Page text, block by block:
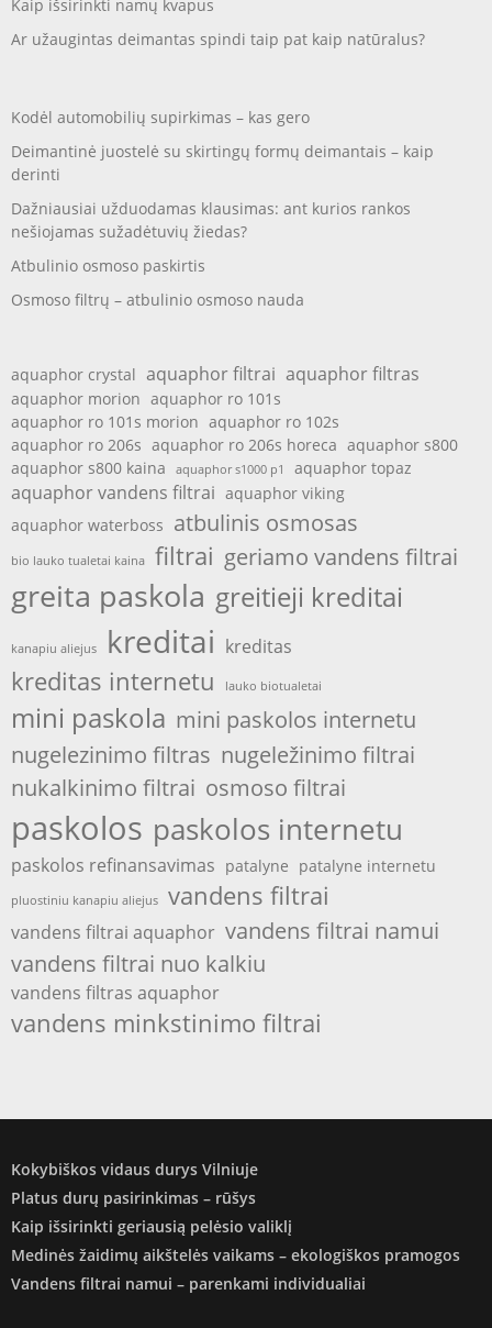
Kaip išsirinkti namų kvapus
Ar užaugintas deimantas spindi taip pat kaip natūralus?
Kodėl automobilių supirkimas – kas gero
Deimantinė juostelė su skirtingų formų deimantais – kaip
derinti
Dažniausiai užduodamas klausimas: ant kurios rankos
nešiojamas sužadėtuvių žiedas?
Atbulinio osmoso paskirtis
Osmoso filtrų – atbulinio osmoso nauda
aquaphor crystal aquaphor filtrai aquaphor filtras
aquaphor morion aquaphor ro 101s
aquaphor ro 101s morion aquaphor ro 102s
aquaphor ro 206s aquaphor ro 206s horeca aquaphor s800
aquaphor s800 kaina
aquaphor s1000 p1 aquaphor topaz
aquaphor vandens filtrai aquaphor viking
aquaphor waterboss atbulinis osmosas
bio lauko tualetai kaina filtrai geriamo vandens filtrai
greita paskola greitieji kreditai
kanapiu aliejus kreditai kreditas
kreditas internetu lauko biotualetai
mini paskola mini paskolos internetu
nugelezinimo filtras nugeležinimo filtrai
nukalkinimo filtrai osmoso filtrai
paskolos paskolos internetu
paskolos refinansavimas patalyne patalyne internetu
pluostiniu kanapiu aliejus vandens filtrai
vandens filtrai aquaphor vandens filtrai namui
vandens filtrai nuo kalkiu
vandens filtras aquaphor
vandens minkstinimo filtrai
Kokybiškos vidaus durys Vilniuje
Platus durų pasirinkimas – rūšys
Kaip išsirinkti geriausią pelėsio valiklį
Medinės žaidimų aikštelės vaikams – ekologiškos pramogos
Vandens filtrai namui – parenkami individualiai